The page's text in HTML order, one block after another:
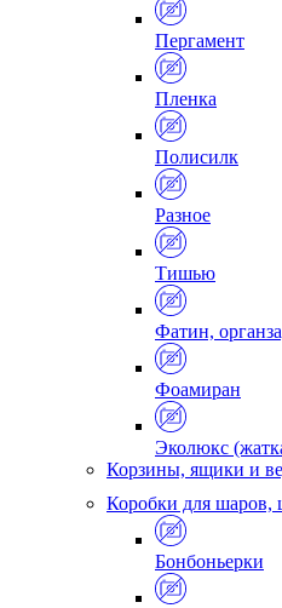
Пергамент
Пленка
Полисилк
Разное
Тишью
Фатин,
Фоамиран
Эколюкс
Корзины, ящики и
Коробки для шаров,
Бонбоньерки